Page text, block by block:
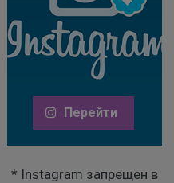
Перейти
* Instagram запрещен в